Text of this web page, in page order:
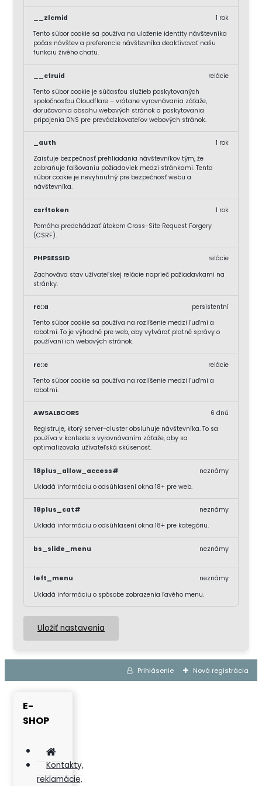
__zlcmid
Tento súbor cookie sa používa na uloženie identity návštevníka
počas návštev a preferencie návštevníka deaktivovať našu
funkciu živého chatu.
1 rok
__cfruid
Tento súbor cookie je súčasťou služieb poskytovaných
spoločnosťou Cloudflare – vrátane vyrovnávania záťaže,
doručovania obsahu webových stránok a poskytovania
pripojenia DNS pre prevádzkovateľov webových stránok.
relácie
_auth
Zaisťuje bezpečnosť prehliadania návštevníkov tým, že
zabraňuje falšovaniu požiadaviek medzi stránkami. Tento
súbor cookie je nevyhnutný pre bezpečnosť webu a
návštevníka.
1 rok
csrftoken
Pomáha predchádzať útokom Cross-Site Request Forgery
(CSRF).
1 rok
PHPSESSID
Zachováva stav užívateľskej relácie naprieč požiadavkami na
stránky.
relácie
rc::a
Tento súbor cookie sa používa na rozlíšenie medzi ľuďmi a
robotmi. To je výhodné pre web, aby vytvárať platné správy o
používaní ich webových stránok.
persistentní
rc::c
Tento súbor cookie sa používa na rozlíšenie medzi ľuďmi a
robotmi.
relácie
AWSALBCORS
Registruje, ktorý server-cluster obsluhuje návštevníka. To sa
používa v kontexte s vyrovnávaním záťaže, aby sa
optimalizovala užívateľská skúsenosť.
6 dnů
18plus_allow_access#
Ukladá informáciu o odsúhlasení okna 18+ pre web.
neznámy
18plus_cat#
Ukladá informáciu o odsúhlasení okna 18+ pre kategóriu.
neznámy
bs_slide_menu neznámy
left_menu
Ukladá informáciu o spôsobe zobrazenia ľavého menu.
neznámy
Uložiť nastavenia
Prihlásenie Nová registrácia
E-
SHOP
Kontakty,
reklamácie,